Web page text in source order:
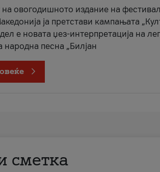
на овогодишното издание на
ја претстави кампањата
е новата џез-интерпретација на
народна песна „Билјан
сметка